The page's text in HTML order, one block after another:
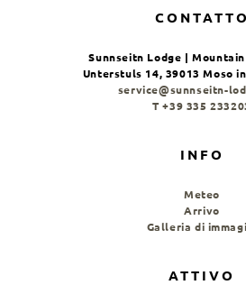
CONTATTO
Sunnseitn Lodge |
Unterstuls 14, 39013 Moso
service@sunnseitn-
T +39 335
INFO
Meteo
Arrivo
Galleria di
ATTIVO